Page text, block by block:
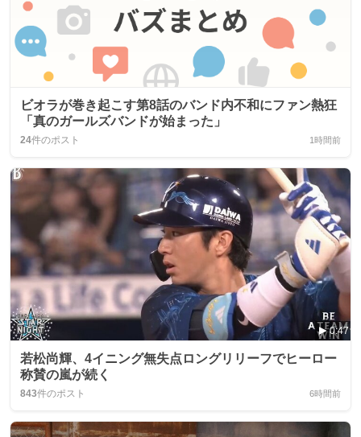
ビオラが巻き起こす第8話のバンド内不和にファン熱狂
「真のガールズバンドが始まった」
24件のポスト 1時間前
0:47
若松尚輝、4イニング無失点ロングリリーフでヒーロー
称賛の嵐が続く
843件のポスト 6時間前